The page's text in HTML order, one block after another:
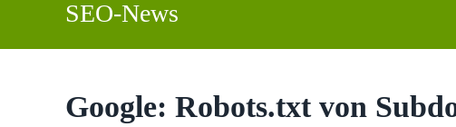
SEO-News
Google: Robots.txt von